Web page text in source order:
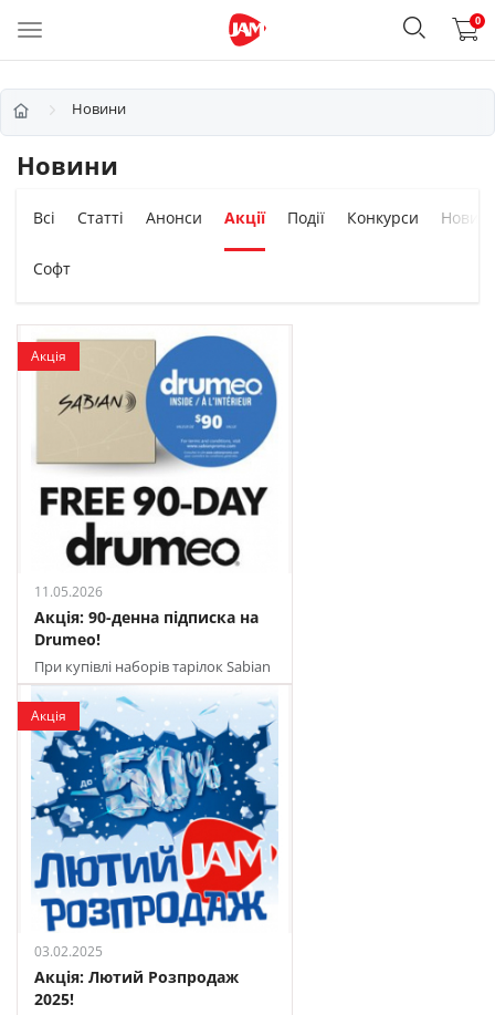
0
Новини
Новини
Всі Статті Анонси Акції Події Конкурси
Софт
Акція
11.05.2026
Акція: 90-денна підписка на
Drumeo!
При купівлі наборів тарілок Sabian
Акція
03.02.2025
Акція: Лютий Розпродаж
2025!